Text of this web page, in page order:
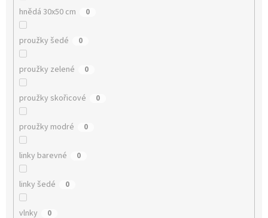
hnědá 30x50 cm 0
proužky šedé 0
proužky zelené 0
proužky skořicové 0
proužky modré 0
linky barevné 0
linky šedé 0
vlnky 0